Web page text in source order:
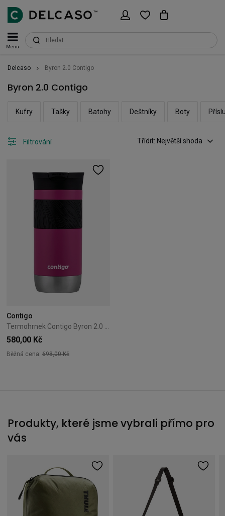
Menu
Delcaso Byron 2.0 Contigo
Byron 2.0 Contigo
Kufry Tašky Batohy Deštníky Boty
Třídit: Největší shoda
Filtrování
Contigo
580,00 Kč
Běžná cena: 698,00 Kč
Produkty, které jsme vybrali přímo pro
vás